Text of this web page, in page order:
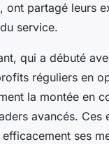
ont partagé leurs
service.
qui a débuté
réguliers en
la montée en
avancés. Ces
ses